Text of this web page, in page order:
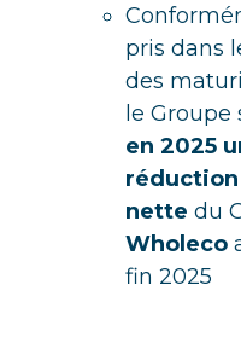
pris dans
des
le
en 2025
nette du
Wholeco
fin 2025